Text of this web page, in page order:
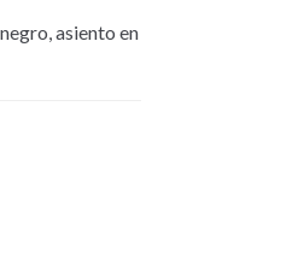
asiento en